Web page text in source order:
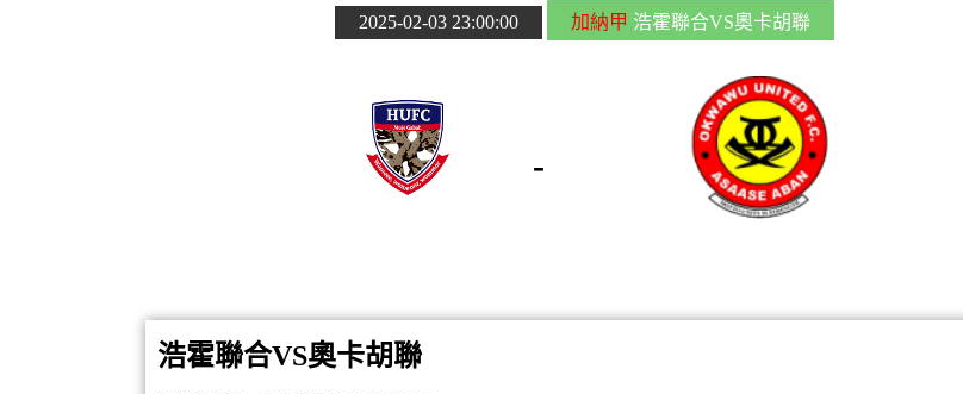
2025-02-03 23:00:00 加納甲 浩霍聯合VS奧卡胡聯
-
浩霍聯合VS奧卡胡聯